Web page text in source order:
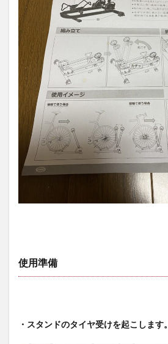
使用準備
・スタンドのタイヤ受けを起こします。